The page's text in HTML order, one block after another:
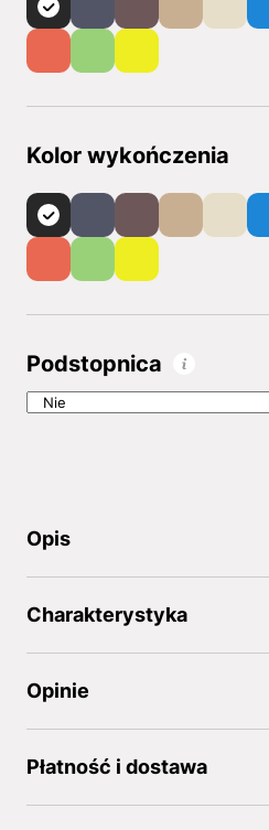
Kolor wykończenia
Podstopnica
Opis
Charakterystyka
Opinie
Płatność i dostawa